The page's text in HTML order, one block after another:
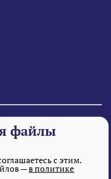
защищены.
файлы
с этим.
—в политике